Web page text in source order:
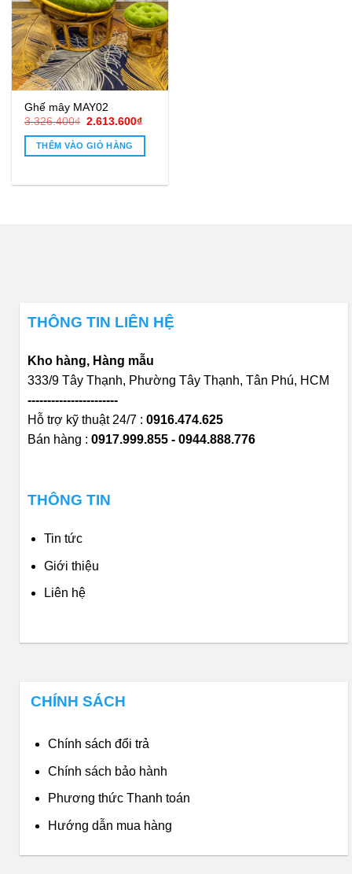
Ghế mây MAY02
3.326.400₫ Giá
là:
3.326.400₫.
2.613.600₫Giá
THÊM VÀO GIỎ HÀNG
THÔNG TIN LIÊN HỆ
Kho hàng, Hàng mẫu
333/9 Tây Thạnh, Phường Tây Thạnh, Tân Phú, HCM
-----------------------
Hỗ trợ kỹ thuật 24/7 : 0916.474.625
Bán hàng : 0917.999.855 - 0944.888.776
THÔNG TIN
Tin tức
Giới thiệu
Liên hệ
CHÍNH SÁCH
Chính sách đổi trả
Chính sách bảo hành
Phương thức Thanh toán
Hướng dẫn mua hàng